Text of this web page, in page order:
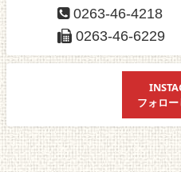
0263-46-4218
0263-46-6229
フォロー